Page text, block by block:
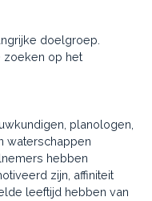
doelgroep.
zoeken op het
planologen,
waterschappen
hebben
zijn, affiniteit
leeftijd hebben van